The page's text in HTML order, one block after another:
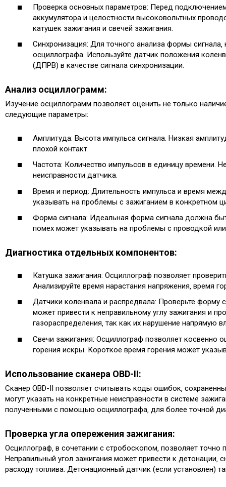
Проверка основных параметров: Перед
аккумулятора и целостности высоковольтных
катушек зажигания и свечей зажигания.
Синхронизация: Для точного анализа формы
осциллографа. Используйте датчик положения
(ДПРВ) в качестве сигнала синхронизации.
Анализ осциллограмм:
Изучение осциллограмм позволяет оценить не только
следующие параметры:
Амплитуда: Высота импульса сигнала. Низкая
плохой контакт.
Частота: Количество импульсов в единицу времени.
неисправности датчика.
Время и период: Длительность импульса и время
указывать на проблемы с зажиганием в конкретном
Форма сигнала: Идеальная форма сигнала должна
помех может указывать на проблемы с проводкой
Диагностика отдельных компонентов:
Катушка зажигания: Осциллограф позволяет
Анализируйте время нарастания напряжения‚ время
Датчики коленвала и распредвала: Проверьте форму
может привести к неправильному углу зажигания и
газораспределения‚ так как их нарушение напрямую
Свечи зажигания: Осциллограф позволяет косвенно
горения искры. Короткое время горения может
Использование сканера OBD-II:
Сканер OBD-II позволяет считывать коды ошибок‚
могут указать на конкретные неисправности в системе
полученными с помощью осциллографа‚ для более точной
Проверка угла опережения зажигания:
Осциллограф‚ в сочетании с стробоскопом‚ позволяет точно
Неправильный угол зажигания может привести к
расходу топлива. Детонационный датчик (если установлен)